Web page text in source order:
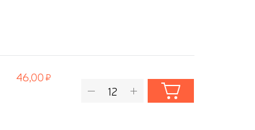
46,00